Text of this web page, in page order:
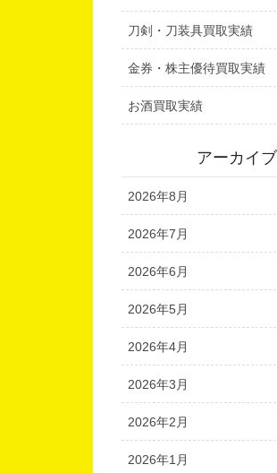
刀剣・刀装具買取実績
金券・株主優待買取実績
お酒買取実績
アーカイブ
2026年8月
2026年7月
2026年6月
2026年5月
2026年4月
2026年3月
2026年2月
2026年1月